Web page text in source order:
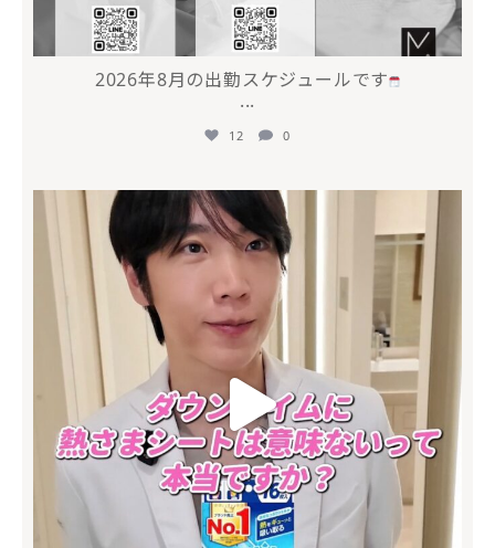
2026年8月の出勤スケジュールです
...
12 0
mycli.honda
7月 17